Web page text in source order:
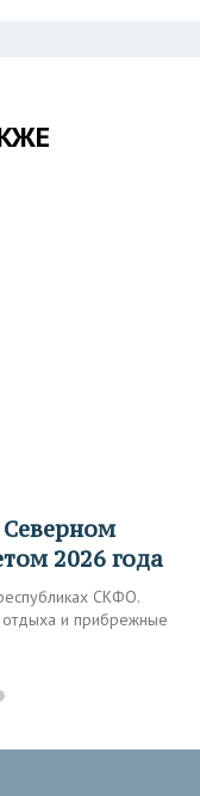
2026 года
СКФО.
отдыха и прибрежные